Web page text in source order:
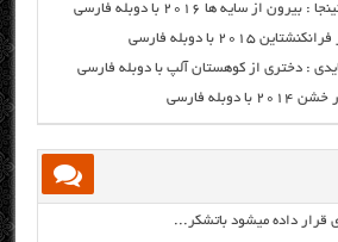
از سایه ها ۲۰۱۶ با دوبله فارسی
۲۰۱۵ با دوبله فارسی
: دختری از کوهستان آلپ با دوبله فارسی
فارسی
قرار داده میشود باتشکر...